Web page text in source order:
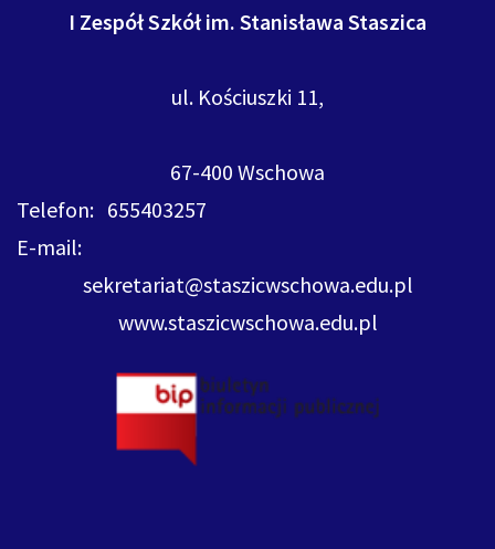
I Zespół Szkół im. Stanisława Staszica
ul. Kościuszki 11,
67-400 Wschowa
Telefon: 655403257
E-mail:
sekretariat@staszicwschowa.edu.pl
www.staszicwschowa.edu.pl